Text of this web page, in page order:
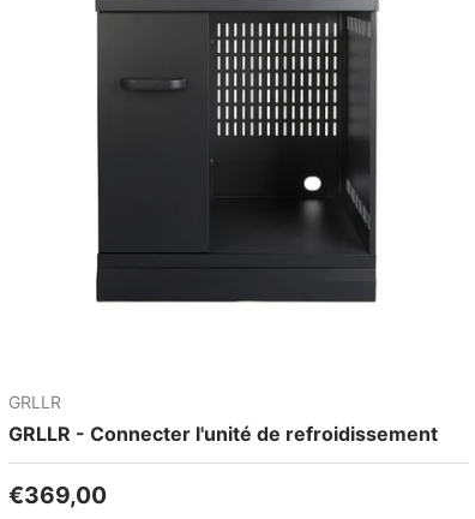
GRLLR
GRLLR - Connecter l'unité de refroidissement
Prix habituel
€369,00